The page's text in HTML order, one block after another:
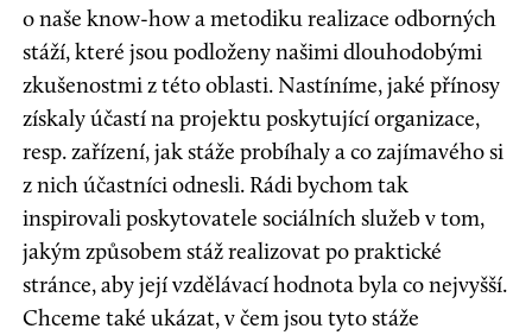
o naše know-how a metodiku realizace odborných
stáží, které jsou podloženy našimi dlouhodobými
zkušenostmi z této oblasti. Nastíníme, jaké přínosy
získaly účastí na projektu poskytující organizace,
resp. zařízení, jak stáže probíhaly a co zajímavého si
z nich účastníci odnesli. Rádi bychom tak
inspirovali poskytovatele sociálních služeb v tom,
jakým způsobem stáž realizovat po praktické
stránce, aby její vzdělávací hodnota byla co nejvyšší.
Chceme také ukázat, v čem jsou tyto stáže